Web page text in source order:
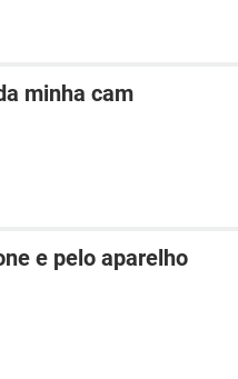
minha cam
e pelo aparelho